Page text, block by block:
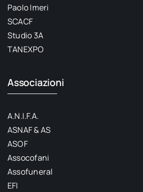
Paolo Imeri
SCACF
Studio 3A
TANEXPO
Associazioni
A.N.I.F.A.
ASNAF & AS
ASOF
Assocofani
Assofuneral
EFI